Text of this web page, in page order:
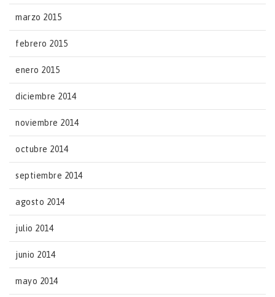
marzo 2015
febrero 2015
enero 2015
diciembre 2014
noviembre 2014
octubre 2014
septiembre 2014
agosto 2014
julio 2014
junio 2014
mayo 2014